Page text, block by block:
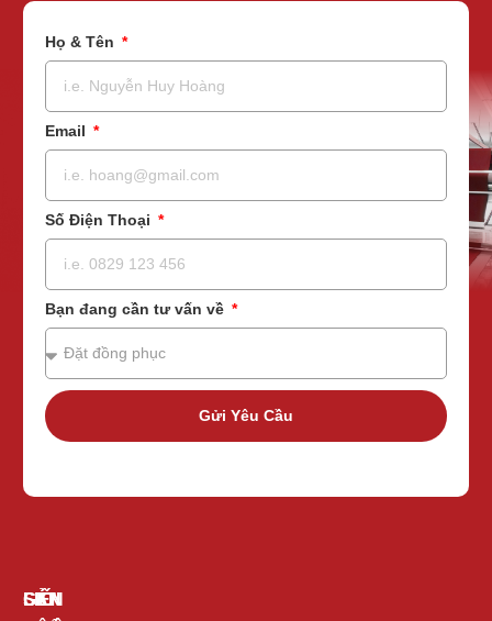
Họ & Tên
Email
Số Điện Thoại
Bạn đang cần tư vấn về
Gửi Yêu Cầu
GIỚI
SẢN
LIÊN